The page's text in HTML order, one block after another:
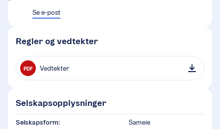
Se e-post
Regler og vedtekter
PDF Vedtekter
Selskapsopplysninger
Selskapsform: Sameie